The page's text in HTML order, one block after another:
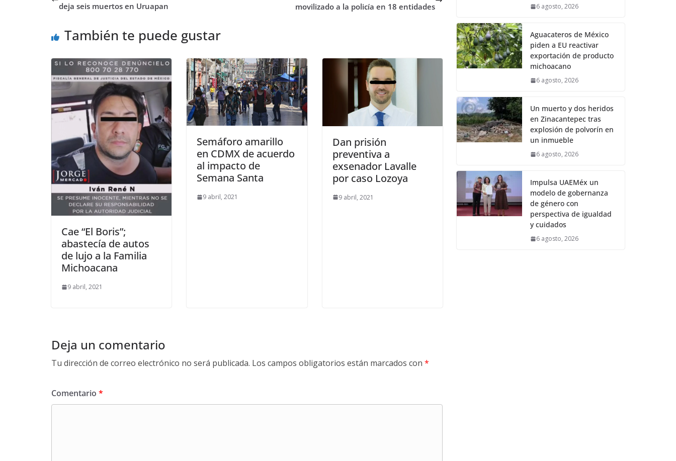
deja seis muertos en Uruapan
movilizado a la policía en 18 entidades
También te puede gustar
Cae “El Boris”;
abastecía de autos
de lujo a la Familia
Michoacana
9 abril, 2021
Semáforo amarillo
en CDMX de acuerdo
al impacto de
Semana Santa
9 abril, 2021
Dan prisión
preventiva a
exsenador Lavalle
por caso Lozoya
9 abril, 2021
Deja un comentario
Tu dirección de correo electrónico no será publicada. Los campos obligatorios están marcados con *
Comentario *
6 agosto, 2026
Aguacateros de México
piden a EU reactivar
exportación de producto
michoacano
6 agosto, 2026
Un muerto y dos heridos
en Zinacantepec tras
explosión de polvorín en
un inmueble
6 agosto, 2026
Impulsa UAEMéx un
modelo de gobernanza
de género con
perspectiva de igualdad
y cuidados
6 agosto, 2026